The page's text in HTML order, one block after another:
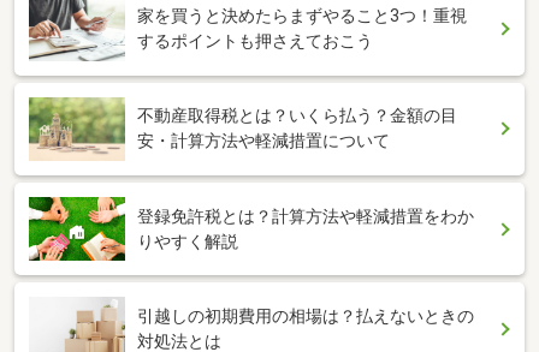
家を買うと決めたらまずやること3つ！重視
するポイントも押さえておこう
不動産取得税とは？いくら払う？金額の目
安・計算方法や軽減措置について
登録免許税とは？計算方法や軽減措置をわか
りやすく解説
引越しの初期費用の相場は？払えないときの
対処法とは